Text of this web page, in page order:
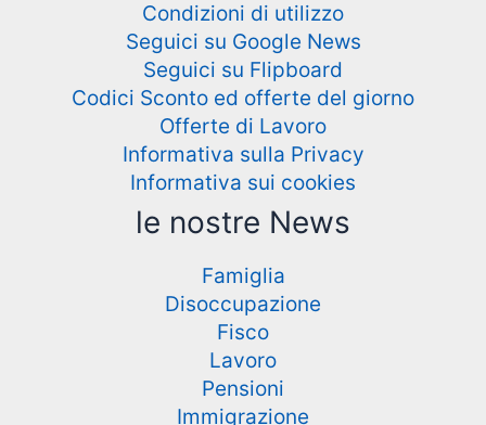
Condizioni di utilizzo
Seguici su Google News
Seguici su Flipboard
Codici Sconto ed offerte del giorno
Offerte di Lavoro
Informativa sulla Privacy
Informativa sui cookies
le nostre News
Famiglia
Disoccupazione
Fisco
Lavoro
Pensioni
Immigrazione